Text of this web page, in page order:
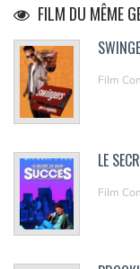
FILM DU MÊME
Film
LE
Film